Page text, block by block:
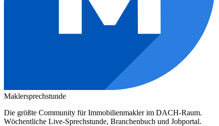
Maklersprechstunde
Die größte Community für Immobilienmakler im DACH-Raum.
Wöchentliche Live-Sprechstunde, Branchenbuch und Jobportal.